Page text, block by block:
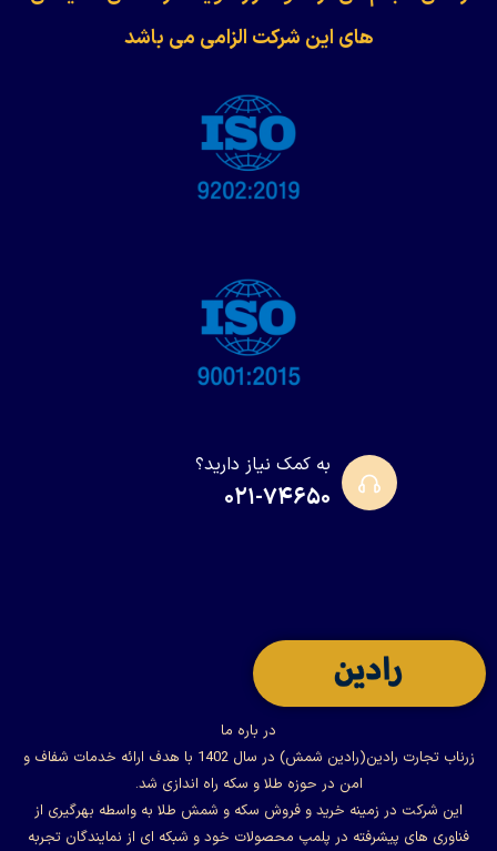
های این شرکت الزامی می باشد
به کمک نیاز دارید؟
۰۲۱-۷۴۶۵۰
در باره ما
زرناب تجارت رادین(رادین شمش) در سال 1402 با هدف ارائه خدمات شفاف و
امن در حوزه طلا و سکه راه اندازی شد.
این شرکت در زمینه خرید و فروش سکه و شمش طلا به واسطه بهرگیری از
فناوری های پیشرفته در پلمپ محصولات خود و شبکه ای از نمایندگان تجربه